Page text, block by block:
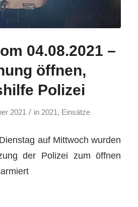
04.08.2021 –
öffnen,
Polizei
2021 / in 2021 , Einsätze
auf Mittwoch wurden
der Polizei zum öffnen